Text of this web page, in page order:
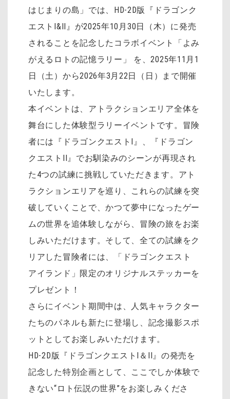
はじまりの島」では、HD-2D版『ドラゴンク
エストI&II』が2025年10月30日（木）に発売
されることを記念したコラボイベント「よみ
がえるロトの記憶ラリー」 を、2025年11月1
日（土）から2026年3月22日（日）まで開催
いたします。
本イベントは、アトラクションエリア全体を
舞台にした体験型ラリーイベントです。冒険
者には『ドラゴンクエストI』、『ドラゴン
クエストII』でお馴染みのシーンが再現され
た4つの試練に挑戦していただきます。アト
ラクションエリアを巡り、これらの試練を突
破していくことで、かつて夢中になったゲー
ムの世界を追体験しながら、冒険の旅をお楽
しみいただけます。そして、全ての試練をク
リアした冒険者には、「ドラゴンクエスト
アイランド」限定のオリジナルステッカーを
プレゼント！
さらにイベント期間中は、人気キャラクター
たちのパネルも新たに登場し、記念撮影スポ
ットとしてお楽しみいただけます。
HD-2D版『ドラゴンクエストI＆II』の発売を
記念した特別企画として、ここでしか体験で
きない“ロト伝説の世界”をお楽しみくださ